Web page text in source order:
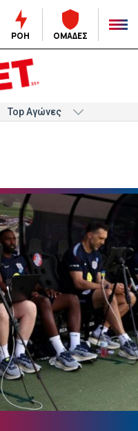
ΡΟΗ ΟΜΑΔΕΣ